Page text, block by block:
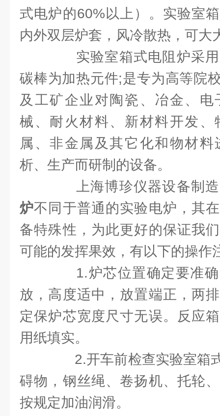
式电炉的60%以上）。实验室
内外双层炉套，风冷散热，可大
实验室箱式电阻炉采用
碳棒为加热元件;是专为高等院
及工矿企业对陶瓷、冶金、
械、耐火材料、新材料开发、
属、非金属及其它化和物材
析、生产而研制的设备。
上海博珍仪器设备制造
炉不同于普通的实验电炉，其
备特殊性，为此更好的保证我
可能的发挥果效，有以下的操作
1.炉芯位置确定要准确
放，高度适中，放置端正，两
定保炉芯宽度尺寸无误。反应
用纸填实。
2.开车前检查实验室箱
碍物，钢丝绳、卷扬机、托轮
按规定加油润滑。